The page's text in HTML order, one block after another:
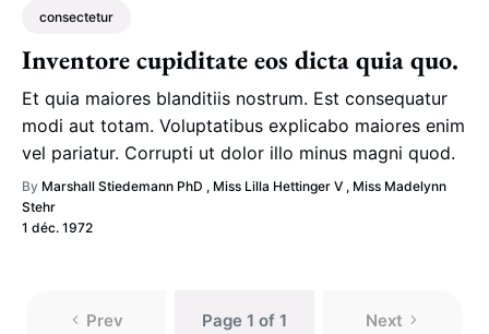
consectetur
Inventore cupiditate eos dicta quia quo.
Et quia maiores blanditiis nostrum. Est consequatur
modi aut totam. Voluptatibus explicabo maiores enim
vel pariatur. Corrupti ut dolor illo minus magni quod.
By Marshall Stiedemann PhD , Miss Lilla Hettinger V , Miss Madelynn
Stehr
1 déc. 1972
Prev Page 1 of 1 Next